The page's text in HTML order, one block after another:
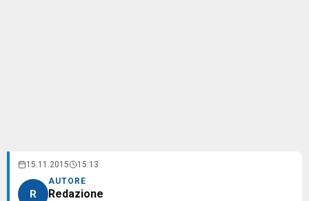
15.11.2015 15:13
R
AUTORE
Redazione